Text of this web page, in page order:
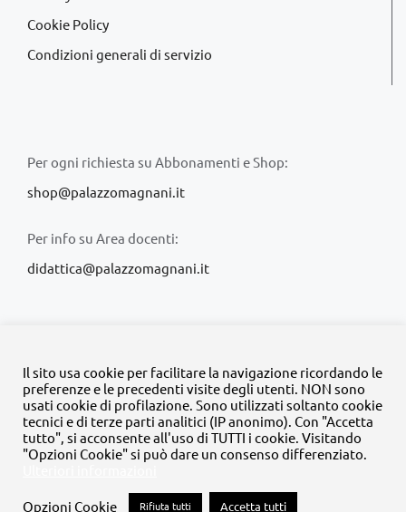
Cookie Policy
Condizioni generali di servizio
Per ogni richiesta su Abbonamenti e Shop:
shop@palazzomagnani.it
Per info su Area docenti:
didattica@palazzomagnani.it
© Copyright 2020 -2026 | Tutti i diritti riservati | MyFpm è un
progetto dellaFondazione Palazzo Magnani
FacebookInstagram
TwitterLinkedInYouTube
Il sito usa cookie per facilitare la navigazione ricordando le
preferenze e le precedenti visite degli utenti. NON sono
usati cookie di profilazione. Sono utilizzati soltanto cookie
tecnici e di terze parti analitici (IP anonimo). Con "Accetta
tutto", si acconsente all'uso di TUTTI i cookie. Visitando
"Opzioni Cookie" si può dare un consenso differenziato.
Opzioni Cookie Rifiuta tutti Accetta tutti